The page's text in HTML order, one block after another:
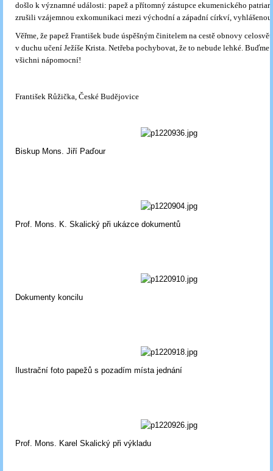
došlo k významné události: papež a přítomný zástupce ekumenického
zrušili vzájemnou exkomunikaci mezi východní a západní církví,
Věřme, že papež František bude úspěšným činitelem na cestě obnovy
v duchu učení Ježíše Krista. Netřeba pochybovat, že to nebude lehké. Buďme
všichni nápomocní!
František Růžička, České Budějovice
Biskup Mons. Jiří Paďour
Prof. Mons. K. Skalický při ukázce dokumentů
Dokumenty koncilu
Ilustrační foto papežů s pozadím místa jednání
Prof. Mons. Karel Skalický při výkladu